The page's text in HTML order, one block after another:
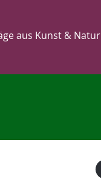
aus Kunst & Natur